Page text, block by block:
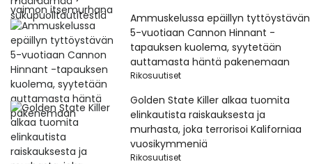
Ammuskelussa epäillyn tyttöystävän
5-vuotiaan Cannon Hinnant -
tapauksen kuolema, syytetään
auttamasta häntä pakenemaan
Rikosuutiset
Golden State Killer alkaa tuomita
elinkautista raiskauksesta ja
murhasta, joka terrorisoi Kaliforniaa
vuosikymmeniä
Rikosuutiset